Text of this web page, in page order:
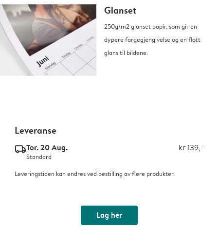
Glanset
250g/m2 glanset papir, som gir en
dypere fargegjengivelse og en flott
glans til bildene.
Leveranse
delivery_standard_v2Tor. 20 Aug. kr 139,-
Standard
Leveringstiden kan endres ved bestilling av flere produkter.
Lag her